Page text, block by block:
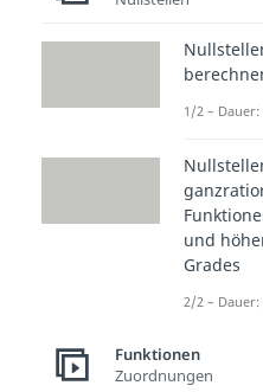
Grades
Funktion
3.
1/2 – Dauer:
und
Grades
2/2 – Dauer:
Funktionen
Zuordnungen